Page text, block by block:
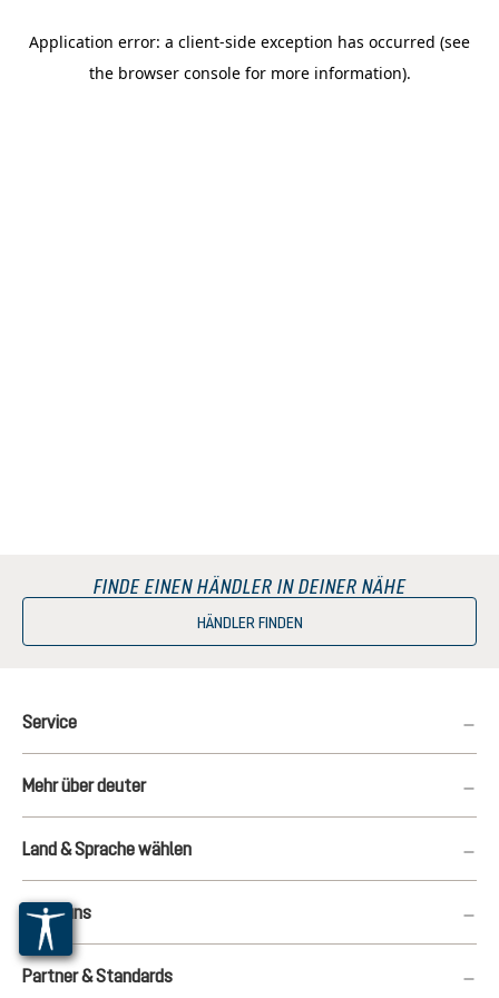
FINDE EINEN HÄNDLER IN DEINER NÄHE
HÄNDLER FINDEN
Service
Mehr über deuter
Land & Sprache wählen
Folge uns
Partner & Standards